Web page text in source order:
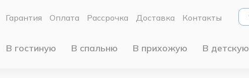
Гарантия Оплата Рассрочка Доставка Контакты
В гостиную В спальню В прихожую В детскую